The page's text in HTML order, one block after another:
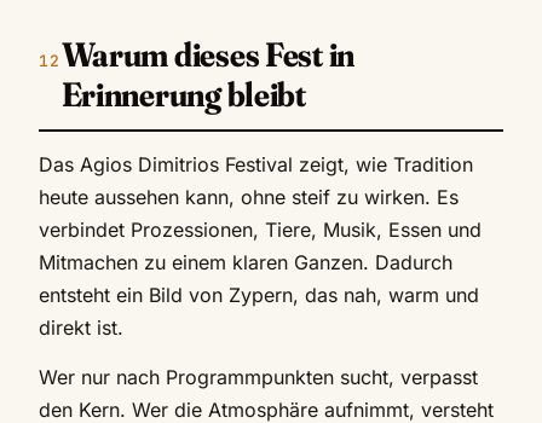
Warum dieses Fest in
Erinnerung bleibt
Das Agios Dimitrios Festival zeigt, wie Tradition
heute aussehen kann, ohne steif zu wirken. Es
verbindet Prozessionen, Tiere, Musik, Essen und
Mitmachen zu einem klaren Ganzen. Dadurch
entsteht ein Bild von Zypern, das nah, warm und
direkt ist.
Wer nur nach Programmpunkten sucht, verpasst
den Kern. Wer die Atmosphäre aufnimmt, versteht